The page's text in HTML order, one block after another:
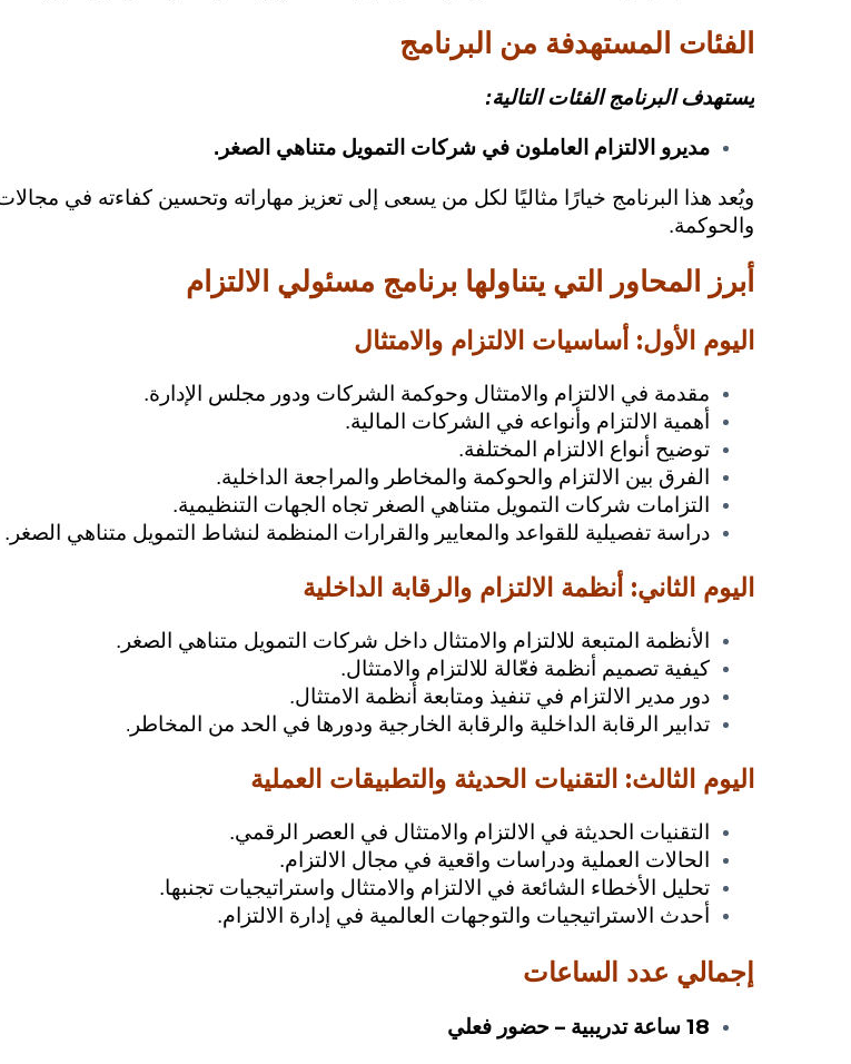
الفئات المستهدفة من البرنامج
يستهدف البرنامج الفئات التالية:
مديرو الالتزام العاملون في شركات التمويل متناهي الصغر.
ويُعد هذا البرنامج خيارًا مثاليًا لكل من يسعى إلى تعزيز مهاراته وتحسين كفاءته في مجالات
والحوكمة.
أبرز المحاور التي يتناولها برنامج مسئولي الالتزام
اليوم الأول: أساسيات الالتزام والامتثال
مقدمة في الالتزام والامتثال وحوكمة الشركات ودور مجلس الإدارة.
أهمية الالتزام وأنواعه في الشركات المالية.
توضيح أنواع الالتزام المختلفة.
الفرق بين الالتزام والحوكمة والمخاطر والمراجعة الداخلية.
التزامات شركات التمويل متناهي الصغر تجاه الجهات التنظيمية.
دراسة تفصيلية للقواعد والمعايير والقرارات المنظمة لنشاط التمويل متناهي الصغر.
اليوم الثاني: أنظمة الالتزام والرقابة الداخلية
الأنظمة المتبعة للالتزام والامتثال داخل شركات التمويل متناهي الصغر.
كيفية تصميم أنظمة فعّالة للالتزام والامتثال.
دور مدير الالتزام في تنفيذ ومتابعة أنظمة الامتثال.
تدابير الرقابة الداخلية والرقابة الخارجية ودورها في الحد من المخاطر .
اليوم الثالث: التقنيات الحديثة والتطبيقات العملية
التقنيات الحديثة في الالتزام والامتثال في العصر الرقمي.
الحالات العملية ودراسات واقعية في مجال الالتزام.
تحليل الأخطاء الشائعة في الالتزام والامتثال واستراتيجيات تجنبها.
أحدث الاستراتيجيات والتوجهات العالمية في إدارة الالتزام.
إجمالي عدد الساعات
18 ساعة تدريبية – حضور فعلي